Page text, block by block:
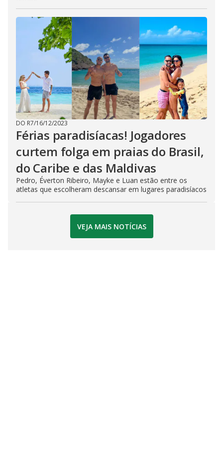
DO R7/16/12/2023
Férias paradisíacas! Jogadores
curtem folga em praias do Brasil,
do Caribe e das Maldivas
Pedro, Éverton Ribeiro, Mayke e Luan estão entre os
atletas que escolheram descansar em lugares paradisíacos
VEJA MAIS NOTÍCIAS